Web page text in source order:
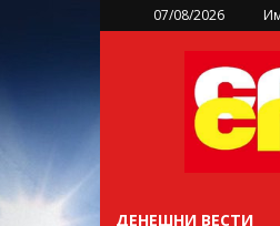
07/08/2026
ДЕНЕШНИ ВЕСТИ